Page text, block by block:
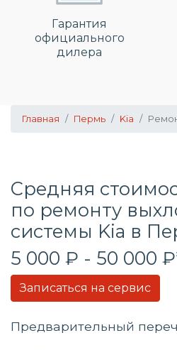
Гарантия
официального
дилера
Главная Пермь Kia
Средняя
по ремонту
системы Kia в
5 000 ₽ - 50 000
Записаться на сервис
Предварительный